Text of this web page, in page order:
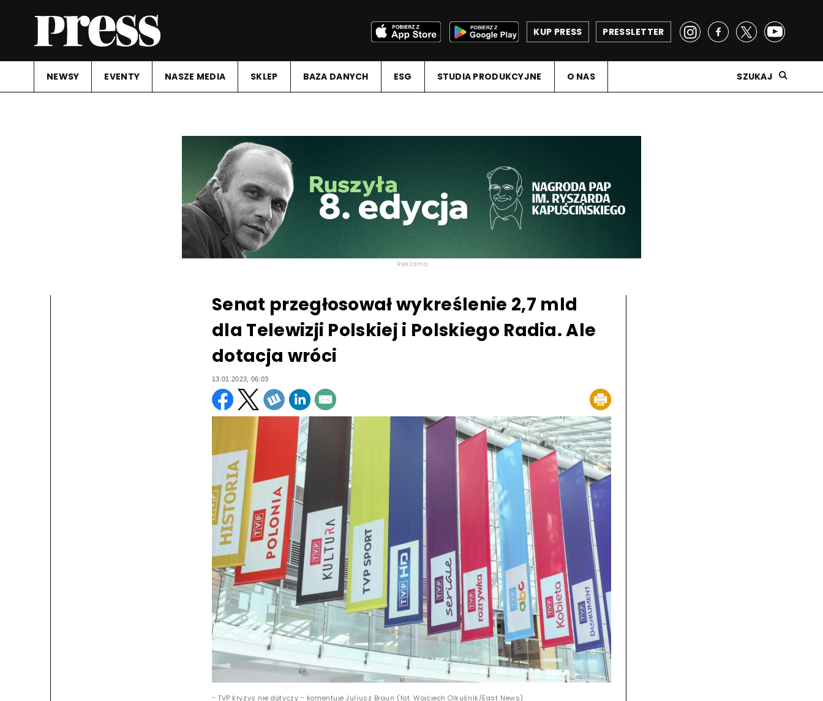
PRESSLETTER
KUP PRESS
NEWSY EVENTY NASZE MEDIA SKLEP BAZA DANYCH ESG STUDIA PRODUKCYJNE O NAS SZUKAJ
Reklama
Senat przegłosował wykreślenie 2,7 mld
dla Telewizji Polskiej i Polskiego Radia. Ale
dotacja wróci
13.01.2023, 06:03
- TVP kryzys nie dotyczy - komentuje Juliusz Braun (fot. Wojciech Olkuśnik/East News)